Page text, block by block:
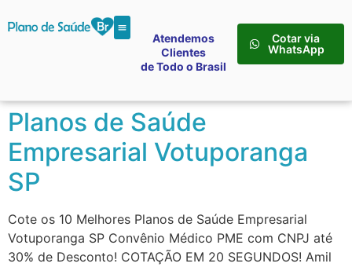
Atendemos
Clientes
de Todo o Brasil
Cotar via
WhatsApp
Planos de Saúde
Empresarial Votuporanga
SP
Cote os 10 Melhores Planos de Saúde Empresarial
Votuporanga SP Convênio Médico PME com CNPJ até
30% de Desconto! COTAÇÃO EM 20 SEGUNDOS! Amil